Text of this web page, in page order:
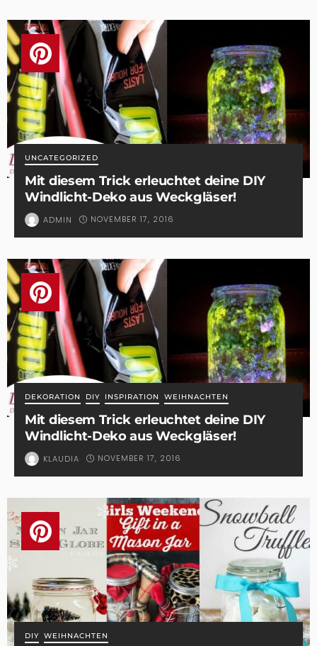
UNCATEGORIZED
Mit diesem Trick erleuchtet deine DIY
Windlicht-Deko aus Weckgläser!
ADMIN NOVEMBER 17, 2016
DEKORATION DIY INSPIRATION WEIHNACHTEN
Mit diesem Trick erleuchtet deine DIY
Windlicht-Deko aus Weckgläser!
KLAUDIA NOVEMBER 17, 2016
DIY WEIHNACHTEN